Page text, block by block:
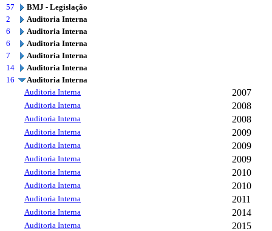
57
BMJ - Legislação
2
Auditoria Interna
6
Auditoria Interna
6
Auditoria Interna
7
Auditoria Interna
14
Auditoria Interna
16
Auditoria Interna
Auditoria Interna
2007
Auditoria Interna 2008
Auditoria Interna 2008
Auditoria Interna 2009
Auditoria Interna 2009
Auditoria Interna 2009
Auditoria Interna 2010
Auditoria Interna 2010
Auditoria Interna 2011
Auditoria Interna 2014
Auditoria Interna 2015